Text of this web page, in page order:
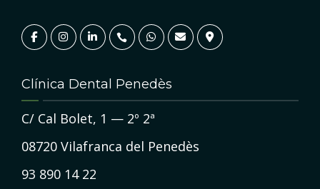
Clínica Dental Penedès
C/ Cal Bolet, 1 — 2º 2ª
08720 Vilafranca del Penedès
93 890 14 22